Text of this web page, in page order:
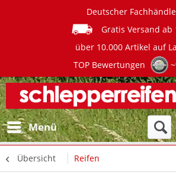
Deutscher
Gratis Versand ab
über 10.000 Artikel auf
TOP Bewertungen
Menü
Übersicht Reifen